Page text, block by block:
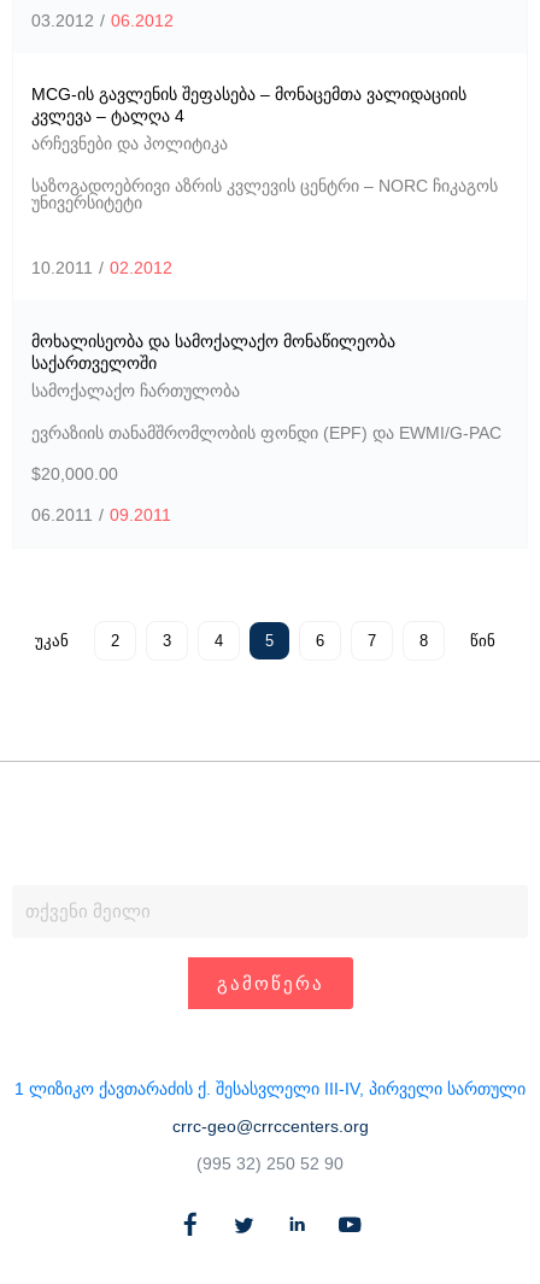
03.2012 / 06.2012
MCG-ის გავლენის შეფასება – მონაცემთა ვალიდაციის
კვლევა – ტალღა 4
არჩევნები და პოლიტიკა
საზოგადოებრივი აზრის კვლევის ცენტრი – NORC ჩიკაგოს
უნივერსიტეტი
10.2011 / 02.2012
მოხალისეობა და სამოქალაქო მონაწილეობა
საქართველოში
სამოქალაქო ჩართულობა
ევრაზიის თანამშრომლობის ფონდი (EPF) და EWMI/G-PAC
$20,000.00
06.2011 / 09.2011
უკან 2 3 4 5 6 7 8 წინ
ᲒᲐᲛᲝᲬᲔᲠᲐ
1 ლიზიკო ქავთარაძის ქ. შესასვლელი III-IV, პირველი სართული
crrc-geo@crrccenters.org
(995 32) 250 52 90